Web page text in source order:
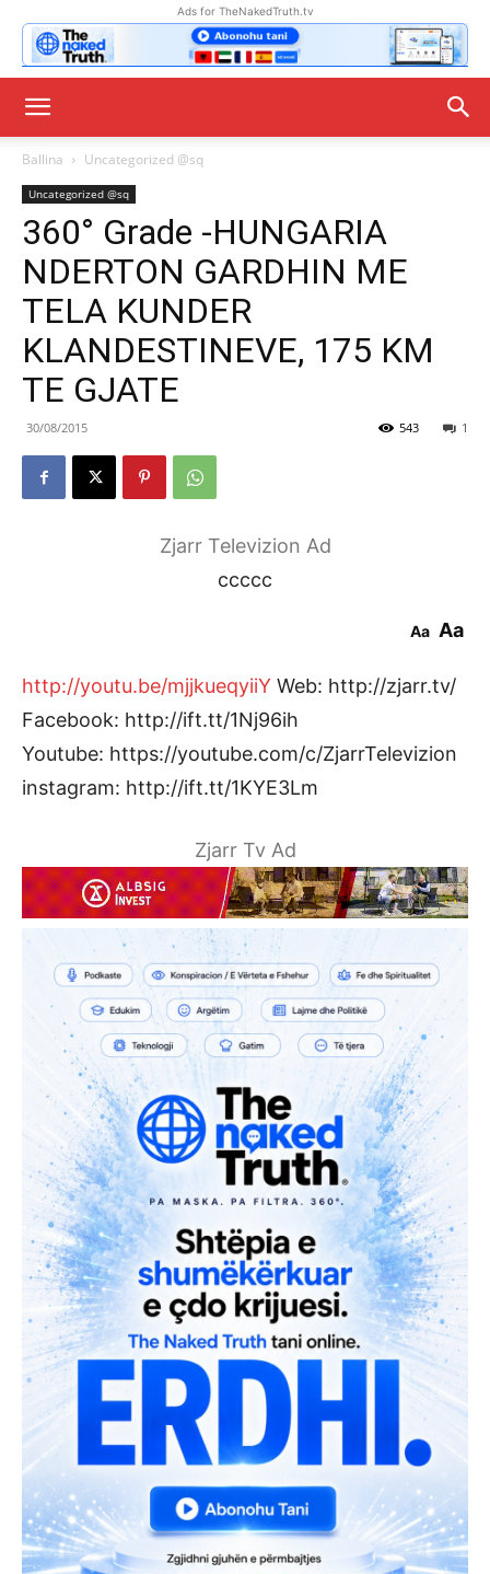
Ads for TheNakedTruth.tv
Ballina Uncategorized @sq
Uncategorized @sq
360° Grade -HUNGARIA
NDERTON GARDHIN ME
TELA KUNDER
KLANDESTINEVE, 175 KM
TE GJATE
30/08/2015 1
543
Zjarr Televizion Ad
ccccc
Aa Aa
http://youtu.be/mjjkueqyiiY Web: http://zjarr.tv/
Facebook: http://ift.tt/1Nj96ih
Youtube: https://youtube.com/c/ZjarrTelevizion
instagram: http://ift.tt/1KYE3Lm
Zjarr Tv Ad